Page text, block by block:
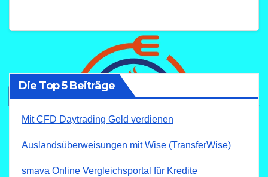
Die Top 5 Beiträge
Mit CFD Daytrading Geld verdienen
Auslandsüberweisungen mit Wise (TransferWise)
smava Online Vergleichsportal für Kredite